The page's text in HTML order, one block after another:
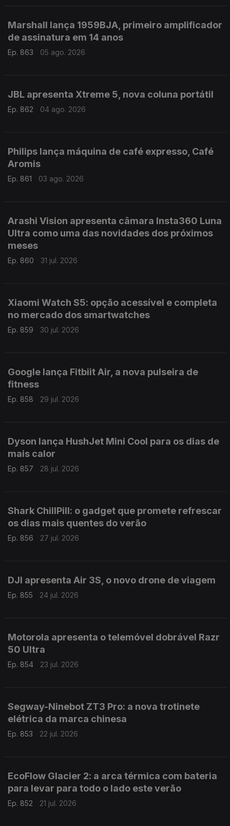
Marshall lança 1959BJA, primeiro amplificador
de assinatura em 14 anos
Ep. 863 05 ago. 2026
JBL apresenta Xtreme 5, nova coluna portátil
Ep. 862 04 ago. 2026
Philips lança máquina de café expresso, Café
Aromis
Ep. 861 03 ago. 2026
Arashi Vision apresenta câmara Insta360 Luna
Ultra como uma das novidades dos próximos
meses
Ep. 860 31 jul. 2026
Xiaomi Watch S5: opção acessível e completa
no mercado dos smartwatches
Ep. 859 30 jul. 2026
Google lança Fitbiit Air, a nova pulseira de
fitness
Ep. 858 29 jul. 2026
Dyson lança HushJet Mini Cool para os dias de
mais calor
Ep. 857 28 jul. 2026
Shark ChillPill: o gadget que promete refrescar
os dias mais quentes do verão
Ep. 856 27 jul. 2026
DJI apresenta Air 3S, o novo drone de viagem
Ep. 855 24 jul. 2026
Motorola apresenta o telemóvel dobrável Razr
50 Ultra
Ep. 854 23 jul. 2026
Segway-Ninebot ZT3 Pro: a nova trotinete
elétrica da marca chinesa
Ep. 853 22 jul. 2026
EcoFlow Glacier 2: a arca térmica com bateria
para levar para todo o lado este verão
Ep. 852 21 jul. 2026